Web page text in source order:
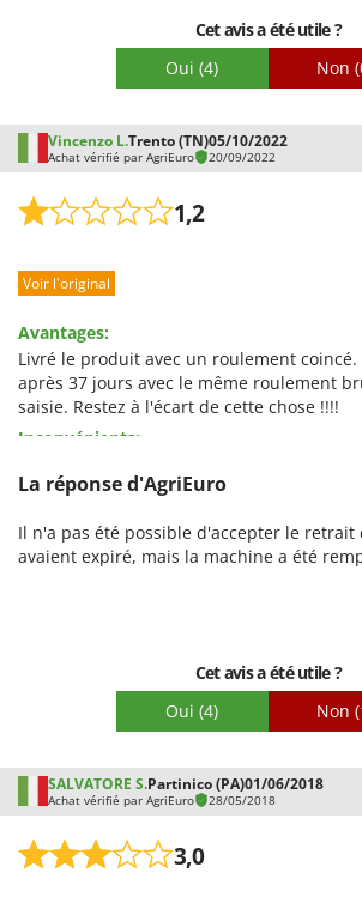
Cet avis a été utile ?
Oui (4) Non
Vincenzo L.Trento (TN)05/10/2022
Achat vérifié par AgriEuro 20/09/2022
1,2
Prestations
Qualité / Prix
Facilité de montage
Voir l'original
Avantages:
Livré le produit avec un roulement
après 37 jours avec le même roulement
saisie. Restez à l'écart de cette chose !!!!
Inconvénients:
cause d'un roulement bloqué. Refusé la
remplacement par un article neuf qui
bruit comme un roulement à moitié
La réponse d'AgriEuro
Il n'a pas été possible d'accepter le retrait
avaient expiré, mais la machine a été
Cet avis a été utile ?
Oui (4) Non
SALVATORE S.Partinico (PA)01/06/2018
Achat vérifié par AgriEuro 28/05/2018
3,0